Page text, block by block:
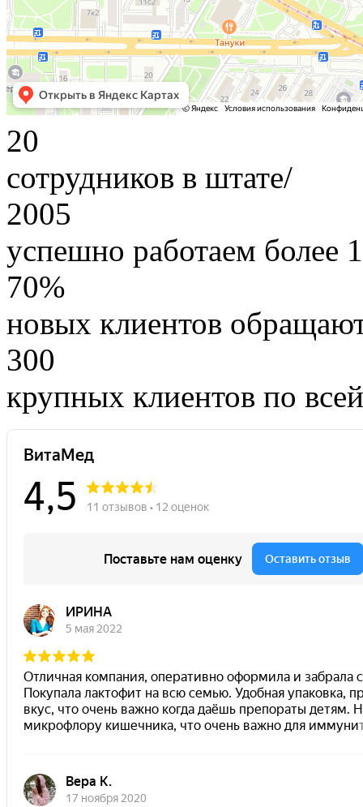
20
сотрудников в штате/
2005
успешно работаем более
70%
новых клиентов
300
крупных клиентов по